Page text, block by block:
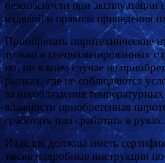
безопасности при эксплуатации
изделий и правила приведения
Приобретать пиротехнические
только в специализированных
но, ни в коем случае не
рынках, где не соблюдаются
за несоблюдения
влажности приобретенная
сработать или сработать в руках.
Изделия должны иметь
также подробные инструкции